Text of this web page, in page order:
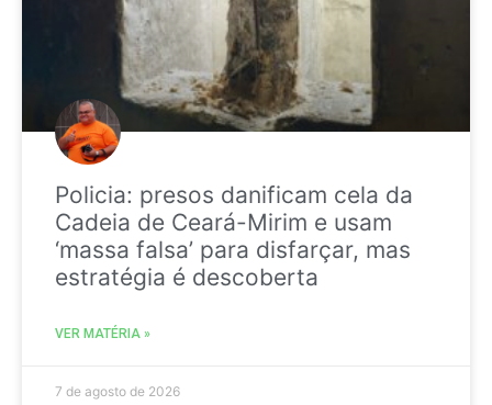
Policia: presos danificam cela da
Cadeia de Ceará-Mirim e usam
‘massa falsa’ para disfarçar, mas
estratégia é descoberta
VER MATÉRIA »
7 de agosto de 2026